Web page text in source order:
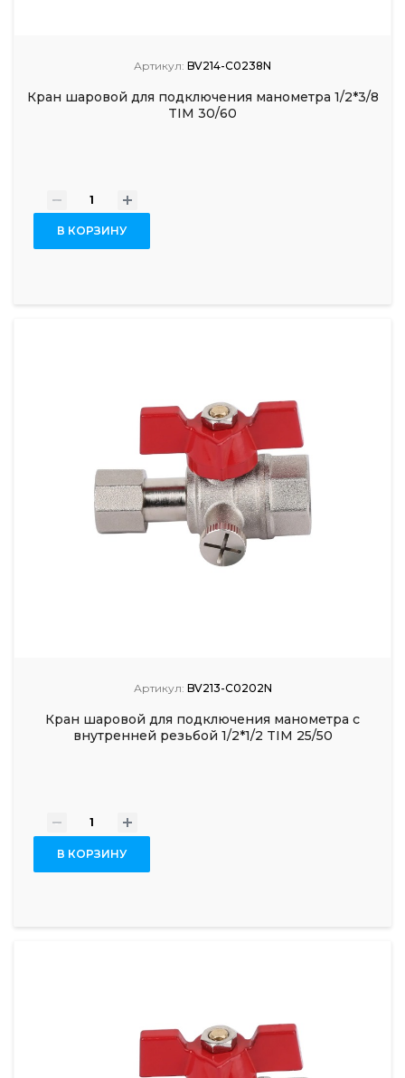
Артикул: BV214-C0238N
Кран шаровой для подключения манометра 1/2*3/8
TIM 30/60
- +
В КОРЗИНУ
Артикул: BV213-C0202N
Кран шаровой для подключения манометра с
внутренней резьбой 1/2*1/2 TIM 25/50
- +
В КОРЗИНУ